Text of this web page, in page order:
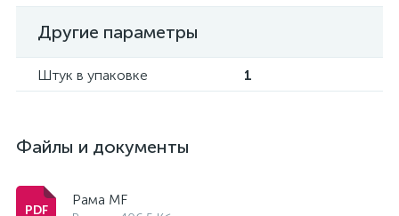
Другие параметры
Штук в упаковке 1
Файлы и документы
Рама MF